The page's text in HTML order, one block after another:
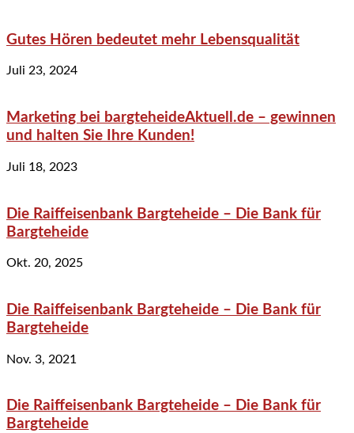
Gutes Hören bedeutet mehr Lebensqualität
Juli 23, 2024
Marketing bei bargteheideAktuell.de – gewinnen
und halten Sie Ihre Kunden!
Juli 18, 2023
Die Raiffeisenbank Bargteheide – Die Bank für
Bargteheide
Okt. 20, 2025
Die Raiffeisenbank Bargteheide – Die Bank für
Bargteheide
Nov. 3, 2021
Die Raiffeisenbank Bargteheide – Die Bank für
Bargteheide